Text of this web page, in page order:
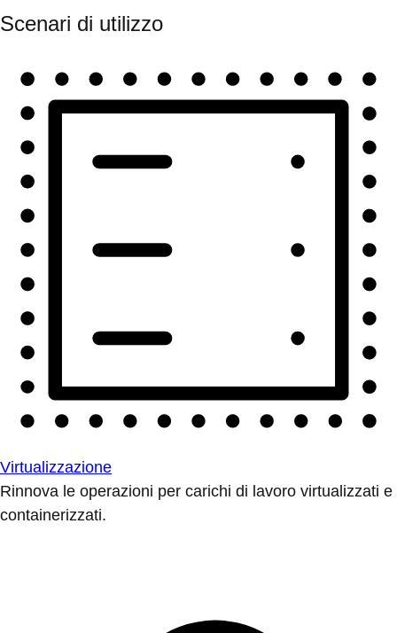
Scenari di utilizzo
Virtualizzazione
Rinnova le operazioni per carichi di lavoro virtualizzati e
containerizzati.